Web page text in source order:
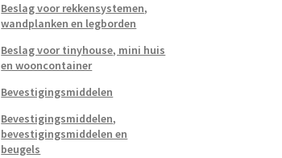
Beslag voor rekkensystemen,
wandplanken en legborden
Beslag voor tinyhouse, mini huis
en wooncontainer
Bevestigingsmiddelen
Bevestigingsmiddelen,
bevestigingsmiddelen en
beugels